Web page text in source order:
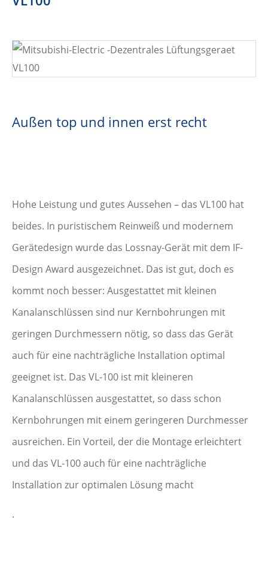
Außen top und innen erst recht
Hohe Leistung und gutes Aussehen – das VL100 hat
beides. In puristischem Reinweiß und modernem
Gerätedesign wurde das Lossnay-Gerät mit dem IF-
Design Award ausgezeichnet. Das ist gut, doch es
kommt noch besser: Ausgestattet mit kleinen
Kanalanschlüssen sind nur Kernbohrungen mit
geringen Durchmessern nötig, so dass das Gerät
auch für eine nachträgliche Installation optimal
geeignet ist. Das VL-100 ist mit kleineren
Kanalanschlüssen ausgestattet, so dass schon
Kernbohrungen mit einem geringeren Durchmesser
ausreichen. Ein Vorteil, der die Montage erleichtert
und das VL-100 auch für eine nachträgliche
Installation zur optimalen Lösung macht
.